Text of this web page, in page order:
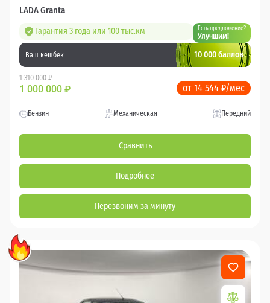
LADA Granta
Гарантия 3 года или 100 тыс.км Есть предложение?
Улучшим!
Ваш кешбек 10 000 баллов
1 310 000 ₽
1 000 000 ₽ от 14 544 ₽/мес
Бензин Механическая Передний
Сравнить
Подробнее
Перезвоним за минуту